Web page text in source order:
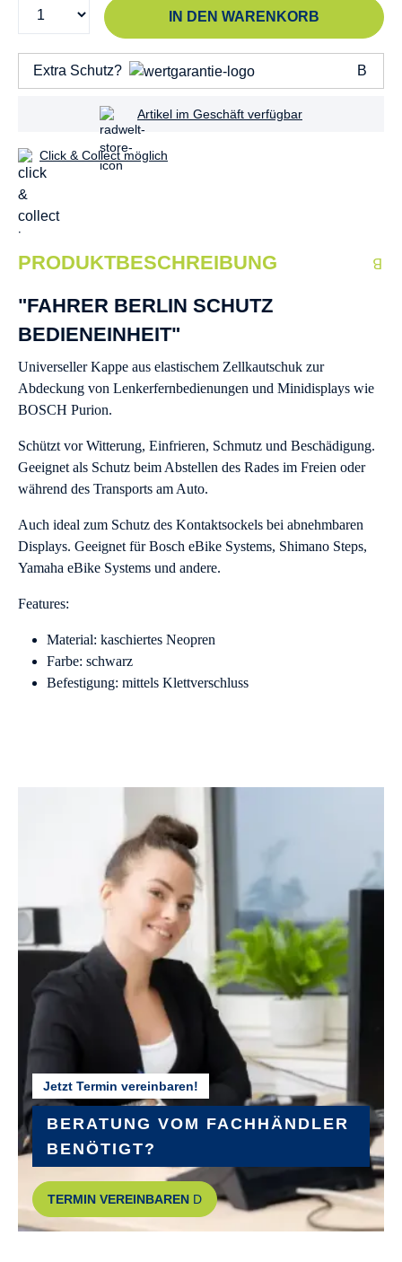
IN DEN WARENKORB
Extra Schutz?
Artikel im Geschäft verfügbar
Click & Collect möglich
PRODUKTBESCHREIBUNG
"FAHRER BERLIN SCHUTZ
BEDIENEINHEIT"
Universeller Kappe aus elastischem Zellkautschuk zur
Abdeckung von Lenkerfernbedienungen und Minidisplays wie
BOSCH Purion.
Schützt vor Witterung, Einfrieren, Schmutz und Beschädigung.
Geeignet als Schutz beim Abstellen des Rades im Freien oder
während des Transports am Auto.
Auch ideal zum Schutz des Kontaktsockels bei abnehmbaren
Displays. Geeignet für Bosch eBike Systems, Shimano Steps,
Yamaha eBike Systems und andere.
Features:
Material: kaschiertes Neopren
Farbe: schwarz
Befestigung: mittels Klettverschluss
Jetzt Termin vereinbaren!
BERATUNG VOM FACHHÄNDLER
BENÖTIGT?
TERMIN VEREINBAREN